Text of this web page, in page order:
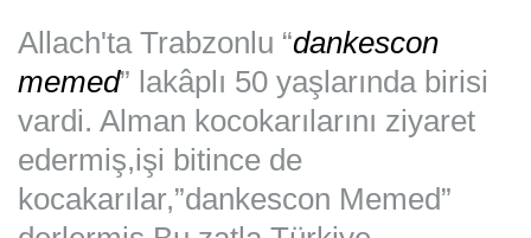
Allach'ta Trabzonlu “dankescon
memed” lakâplı 50 yaşlarında birisi
vardi. Alman kocokarılarını ziyaret
edermiş,işi bitince de
kocakarılar,”dankescon Memed”